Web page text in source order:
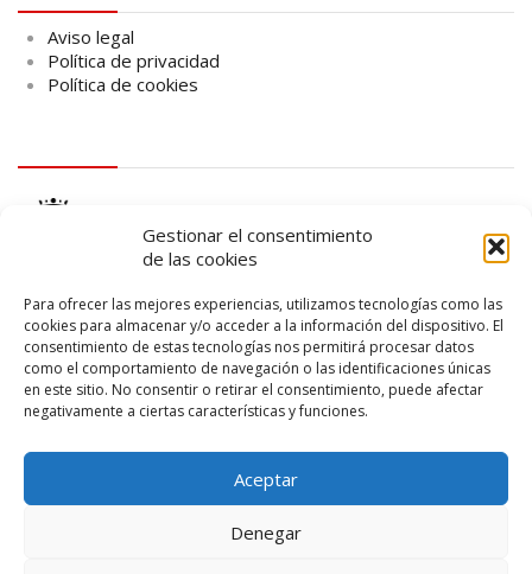
Gestionar el consentimiento
de las cookies
Para ofrecer las mejores experiencias, utilizamos tecnologías como las
cookies para almacenar y/o acceder a la información del dispositivo. El
consentimiento de estas tecnologías nos permitirá procesar datos
como el comportamiento de navegación o las identificaciones únicas
en este sitio. No consentir o retirar el consentimiento, puede afectar
negativamente a ciertas características y funciones.
Aceptar
Denegar
Aviso legal
Política de privacidad
Política de cookies
logo SID